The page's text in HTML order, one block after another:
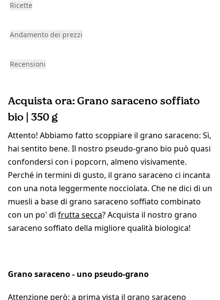
Ricette
Andamento dei prezzi
Recensioni
Acquista ora: Grano saraceno soffiato
bio | 350 g
Attento! Abbiamo fatto scoppiare il grano saraceno: Sì,
hai sentito bene. Il nostro pseudo-grano bio può quasi
confondersi con i popcorn, almeno visivamente.
Perché in termini di gusto, il grano saraceno ci incanta
con una nota leggermente nocciolata. Che ne dici di un
muesli a base di grano saraceno soffiato combinato
con un po' di frutta secca? Acquista il nostro grano
saraceno soffiato della migliore qualità biologica!
Grano saraceno - uno pseudo-grano
Attenzione però: a prima vista il grano saraceno